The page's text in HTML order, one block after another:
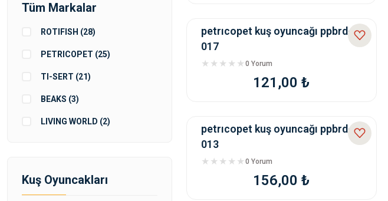
Kuş Oyuncakları
Tüm Markalar
ROTIFISH (28)
PETRICOPET (25)
TI-SERT (21)
BEAKS (3)
LIVING WORLD (2)
petrıcopet kuş oyuncağı ppbrd-
017
0 Yorum
121,00 ₺
petrıcopet kuş oyuncağı ppbrd-
013
0 Yorum
156,00 ₺